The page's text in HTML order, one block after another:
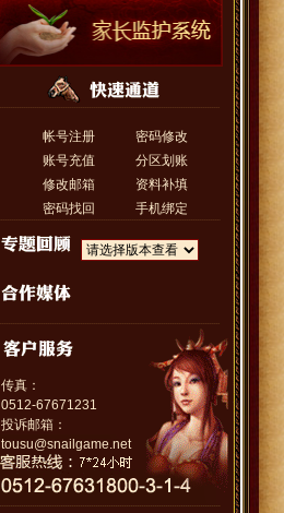
帐号注册
密码修改
账号充值
分区划账
修改邮箱
资料补填
密码找回
手机绑定
传真：
0512-67671231
投诉邮箱：
tousu@snailgame.net